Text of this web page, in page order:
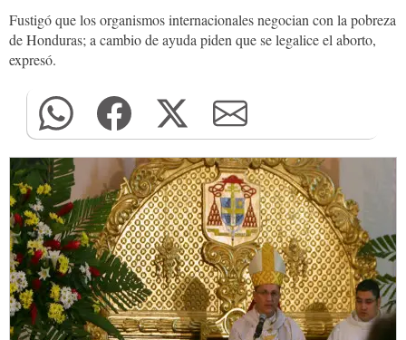
Fustigó que los organismos internacionales negocian con la pobreza
de Honduras; a cambio de ayuda piden que se legalice el aborto,
expresó.